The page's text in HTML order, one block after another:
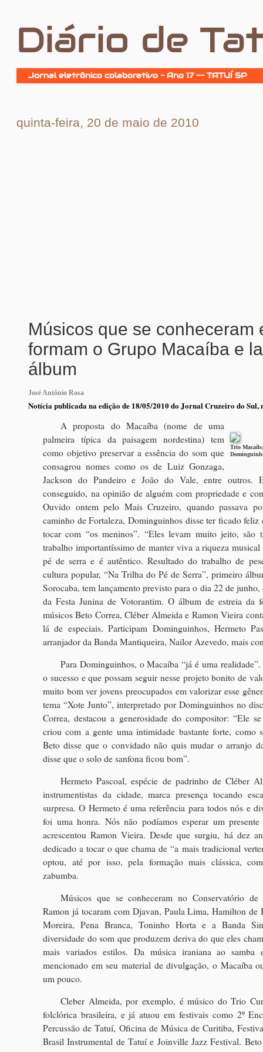
Diário de
Jornal eletrônico colaborativo - Ano 17 -- TATUÍ SP
quinta-feira, 20 de maio de 2010
Músicos que se conheceram
formam o Grupo Macaíba e
álbum
José Antônio Rosa
Notícia publicada na edição de 18/05/2010 do Jornal Cruzeiro do Sul,
Trio
A proposta do Macaíba (nome de uma
palmeira típica da paisagem nordestina) tem
como objetivo preservar a essência do som que
consagrou nomes como os de Luiz Gonzaga,
Jackson do Pandeiro e João do Vale, entre outros.
conseguido, na opinião de alguém com propriedade e
Ouvido ontem pelo Mais Cruzeiro, quando passava
caminho de Fortaleza, Dominguinhos disse ter ficado
tocar com “os meninos”. “Eles levam muito jeito, são
trabalho importantíssimo de manter viva a riqueza
pé de serra e é autêntico. Resultado do trabalho de
cultura popular, “Na Trilha do Pé de Serra”, primeiro
Sorocaba, tem lançamento previsto para o dia 22 de
da Festa Junina de Votorantim. O álbum de estreia da
músicos Beto Correa, Cléber Almeida e Ramon Vieira
lá de especiais. Participam Dominguinhos, Hermeto
arranjador da Banda Mantiqueira, Nailor Azevedo, mais
Para Dominguinhos, o Macaíba “já é uma
o sucesso e que possam seguir nesse projeto bonito de
muito bom ver jovens preocupados em valorizar esse
tema “Xote Junto”, interpretado por Dominguinhos no
Correa, destacou a generosidade do compositor: “Ele
criou com a gente uma intimidade bastante forte, como
Beto disse que o convidado não quis mudar o arranjo
disse que o solo de sanfona ficou bom”.
Hermeto Pascoal, espécie de padrinho de Cléber
instrumentistas da cidade, marca presença tocando
surpresa. O Hermeto é uma referência para todos nós e
foi uma honra. Nós não podíamos esperar um
acrescentou Ramon Vieira. Desde que surgiu, há dez
dedicado a tocar o que chama de “a mais tradicional
optou, até por isso, pela formação mais clássica,
zabumba.
Músicos que se conheceram no Conservatório
Ramon já tocaram com Djavan, Paula Lima, Hamilton de
Moreira, Pena Branca, Toninho Horta e a Banda
diversidade do som que produzem deriva do que eles
mais variados estilos. Da música iraniana ao samba
mencionado em seu material de divulgação, o Macaíba
um pouco.
Cleber Almeida, por exemplo, é músico do Trio
folclórica brasileira, e já atuou em festivais como 2º
Percussão de Tatuí, Oficina de Música de Curitiba,
Brasil Instrumental de Tatuí e Joinville Jazz Festival.